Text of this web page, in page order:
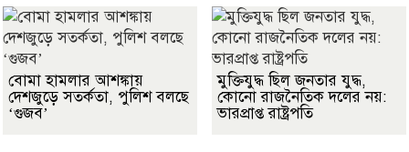
বোমা হামলার আশঙ্কায়
দেশজুড়ে সতর্কতা, পুলিশ বলছে
‘গুজব’
মুক্তিযুদ্ধ ছিল জনতার যুদ্ধ,
কোনো রাজনৈতিক দলের নয়:
ভারপ্রাপ্ত রাষ্ট্রপতি